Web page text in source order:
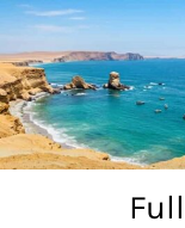
Saltar
al
contenido